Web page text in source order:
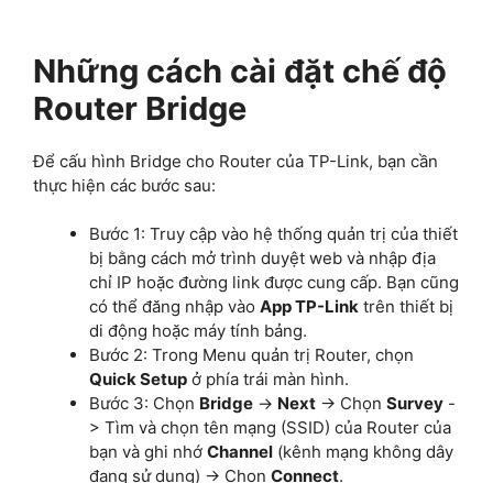
Những cách cài đặt chế độ
Router Bridge
Để cấu hình Bridge cho Router của TP-Link, bạn cần
thực hiện các bước sau:
Bước 1: Truy cập vào hệ thống quản trị của thiết
bị bằng cách mở trình duyệt web và nhập địa
chỉ IP hoặc đường link được cung cấp. Bạn cũng
có thể đăng nhập vào App TP-Link trên thiết bị
di động hoặc máy tính bảng.
Bước 2: Trong Menu quản trị Router, chọn
Quick Setup ở phía trái màn hình.
Bước 3: Chọn Bridge -> Next -> Chọn Survey -
> Tìm và chọn tên mạng (SSID) của Router của
bạn và ghi nhớ Channel (kênh mạng không dây
đang sử dụng) -> Chọn Connect.